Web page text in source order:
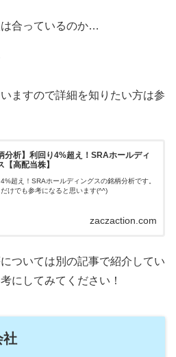
合っているのか…
ますので詳細を知りたい方は参
分析】利回り4%超え！SRAホールディ
【高配当株】
超え！SRAホールディングスの銘柄分析です。
けでも参考になると思います(^^)
zaczaction.com
ついては別の記事で紹介してい
にしてみてください！
社